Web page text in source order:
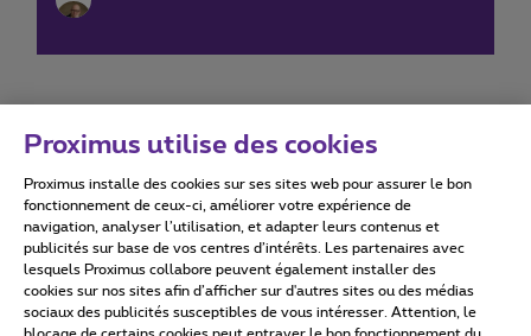
Conditions d'utilisation Accessibility statement
Tous droits réservés. © 2026
Proximus utilise des cookies
Proximus installe des cookies sur ses sites web pour assurer le bon
fonctionnement de ceux-ci, améliorer votre expérience de
navigation, analyser l’utilisation, et adapter leurs contenus et
publicités sur base de vos centres d’intérêts. Les partenaires avec
lesquels Proximus collabore peuvent également installer des
cookies sur nos sites afin d’afficher sur d'autres sites ou des médias
sociaux des publicités susceptibles de vous intéresser. Attention, le